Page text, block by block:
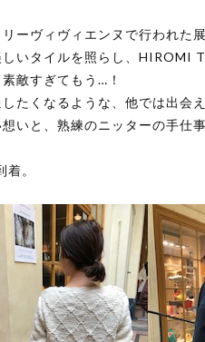
ーヴィヴィエンヌで行われた展
いタイルを照らし、HIROMI
敵すぎてもう…！
たくなるような、他では出会
いと、熟練のニッターの手仕
。